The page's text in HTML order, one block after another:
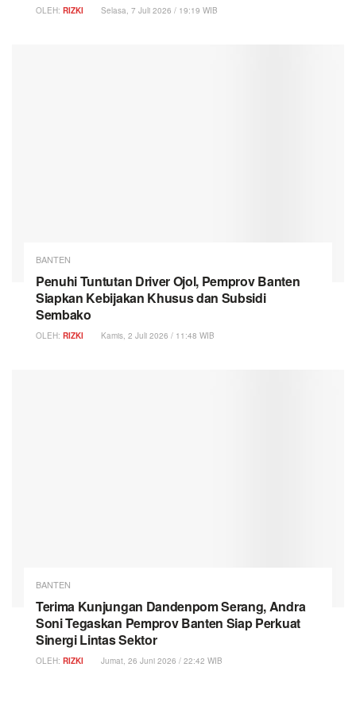
OLEH: RIZKI Selasa, 7 Juli 2026 / 19:19 WIB
BANTEN
Penuhi Tuntutan Driver Ojol, Pemprov Banten
Siapkan Kebijakan Khusus dan Subsidi
Sembako
OLEH: RIZKI Kamis, 2 Juli 2026 / 11:48 WIB
BANTEN
Terima Kunjungan Dandenpom Serang, Andra
Soni Tegaskan Pemprov Banten Siap Perkuat
Sinergi Lintas Sektor
OLEH: RIZKI Jumat, 26 Juni 2026 / 22:42 WIB